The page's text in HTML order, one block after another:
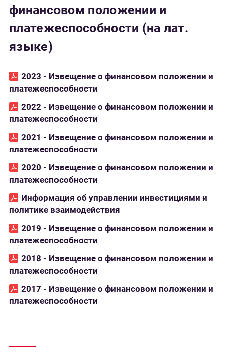
финансовом положении и
платежеспособности (на лат.
языке)
2023 - Извещение о финансовом положении и
платежеспособности
2022 - Извещение о финансовом положении и
платежеспособности
2021 - Извещение о финансовом положении и
платежеспособности
2020 - Извещение о финансовом положении и
платежеспособности
Информация об управлении инвестициями и
политике взаимодействия
2019 - Извещение о финансовом положении и
платежеспособности
2018 - Извещение о финансовом положении и
платежеспособности
2017 - Извещение о финансовом положении и
платежеспособности